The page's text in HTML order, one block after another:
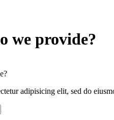
we provide?
adipisicing elit, sed do